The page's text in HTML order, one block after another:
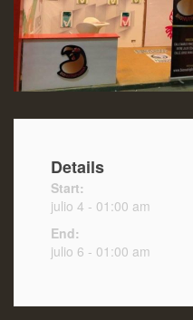
Details
Start:
julio 4 - 01:00 am
End:
julio 6 - 01:00 am